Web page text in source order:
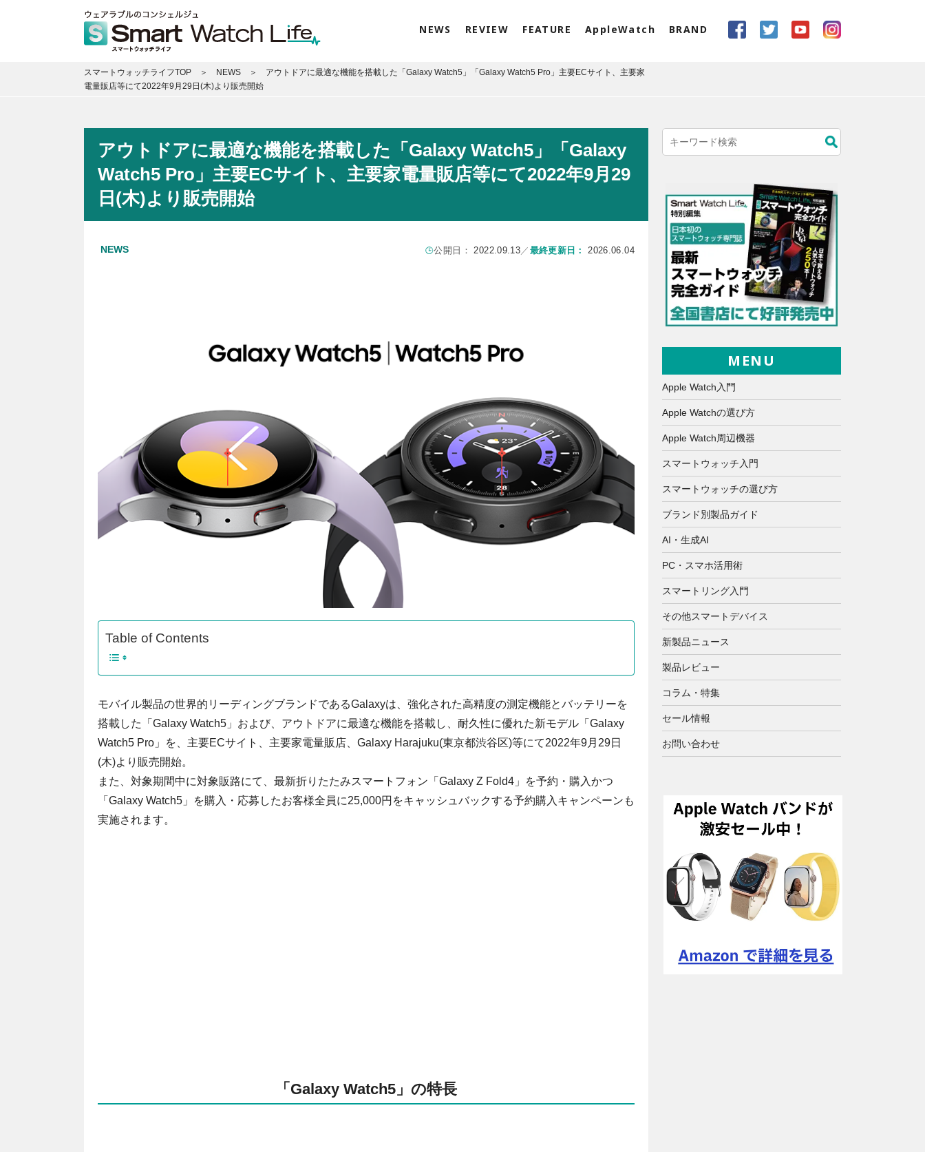
NEWS REVIEW FEATURE AppleWatch BRAND
スマートウォッチライフTOP NEWS
アウトドアに最適な機能を搭載した「Galaxy Watch5」「Galaxy Watch5 Pro」主要ECサイト、主要家
電量販店等にて2022年9月29日(木)より販売開始
アウトドアに最適な機能を搭載した「Galaxy Watch5」「Galaxy
Watch5 Pro」主要ECサイト、主要家電量販店等にて2022年9月29
日(木)より販売開始
NEWS 公開日：2022.09.13／ 最終更新日： 2026.06.04
Table of Contents
モバイル製品の世界的リーディングブランドであるGalaxyは、強化された高精度の測定機能とバッテリーを
搭載した「Galaxy Watch5」および、アウトドアに最適な機能を搭載し、耐久性に優れた新モデル「Galaxy
Watch5 Pro」を、主要ECサイト、主要家電量販店、Galaxy Harajuku(東京都渋谷区)等にて2022年9月29日
(木)より販売開始。
また、対象期間中に対象販路にて、最新折りたたみスマートフォン「Galaxy Z Fold4」を予約・購入かつ
「Galaxy Watch5」を購入・応募したお客様全員に25,000円をキャッシュバックする予約購入キャンペーンも
実施されます。
「Galaxy Watch5」の特長
MENU
Apple Watch入門
Apple Watchの選び方
Apple Watch周辺機器
スマートウォッチ入門
スマートウォッチの選び方
ブランド別製品ガイド
AI・生成AI
PC・スマホ活用術
スマートリング入門
その他スマートデバイス
新製品ニュース
製品レビュー
コラム・特集
セール情報
お問い合わせ